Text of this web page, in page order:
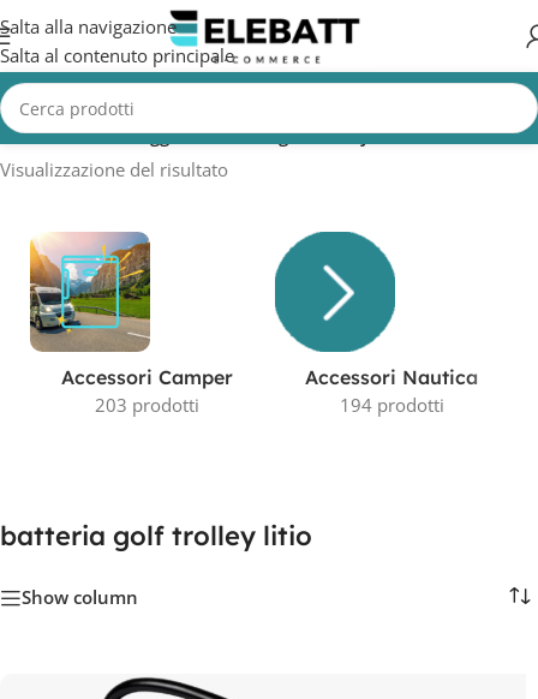
Salta alla navigazione
Salta al contenuto principale
Home/Prodotti taggati “batteria golf trolley litio”
Visualizzazione del risultato
Accessori Camper
203 prodotti
Accessori Nautica
194 prodotti
batteria golf trolley litio
Show column